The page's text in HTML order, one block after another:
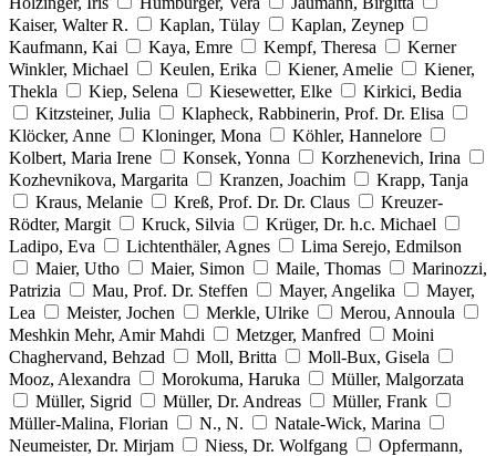
Kaiser, Walter R.
Kaplan, Tülay
Kaplan, Zeynep
Kaufmann, Kai
Kaya, Emre Kempf, Theresa
Kerner
Winkler, Michael
Keulen, Erika Kiener, Amelie
Kiener,
Thekla
Kiep, Selena Kiesewetter, Elke
Kirkici, Bedia
Kitzsteiner, Julia
Klapheck, Rabbinerin, Prof. Dr. Elisa
Klöcker, Anne
Kloninger, Mona
Köhler, Hannelore
Kolbert, Maria Irene
Konsek, Yonna
Korzhenevich, Irina
Kozhevnikova, Margarita
Kranzen, Joachim
Krapp, Tanja
Kraus, Melanie
Kreß, Prof. Dr. Dr. Claus
Kreuzer-
Rödter, Margit
Kruck, Silvia
Krüger, Dr. h.c. Michael
Ladipo, Eva
Lichtenthäler, Agnes
Lima Serejo, Edmilson
Maier, Utho
Maier, Simon Maile, Thomas
Marinozzi,
Patrizia
Mau, Prof. Dr. Steffen Mayer, Angelika
Mayer,
Lea
Meister, Jochen Merkle, Ulrike
Merou, Annoula
Meshkin Mehr, Amir Mahdi
Metzger, Manfred
Moini
Chaghervand, Behzad
Moll, Britta
Moll-Bux, Gisela
Mooz, Alexandra
Morokuma, Haruka
Müller, Malgorzata
Müller, Sigrid
Müller, Dr. Andreas
Müller, Frank
Müller-Malina, Florian
N., N.
Natale-Wick, Marina
Neumeister, Dr. Mirjam
Niess, Dr. Wolfgang
Opfermann,